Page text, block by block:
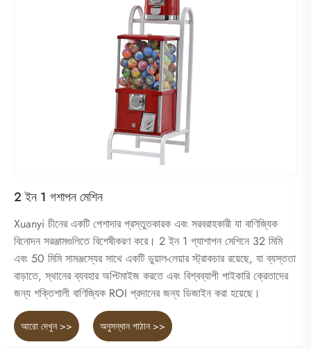
2 ইন 1 গশাপন মেশিন
Xuanyi চীনের একটি পেশাদার প্রস্তুতকারক এবং সরবরাহকারী যা বাণিজ্যিক
বিনোদন সরঞ্জামগুলিতে বিশেষীকরণ করে। 2 ইন 1 গ্যাশাপন মেশিনে 32 মিমি
এবং 50 মিমি সামঞ্জস্যের সাথে একটি ডুয়াল-লেয়ার স্ট্রাকচার রয়েছে, যা ব্যস্ততা
বাড়াতে, স্থানের ব্যবহার অপ্টিমাইজ করতে এবং বিশ্বব্যাপী পাইকারি ক্রেতাদের
জন্য শক্তিশালী বাণিজ্যিক ROI প্রদানের জন্য ডিজাইন করা হয়েছে।
আরো দেখুন >> অনুসন্ধান পাঠান >>